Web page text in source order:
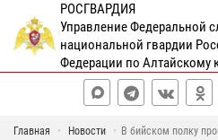
РОСГВАРДИЯ
Управление Федеральной
национальной гвардии
Федерации по Алтайскому
Главная Новости
В бийском полку